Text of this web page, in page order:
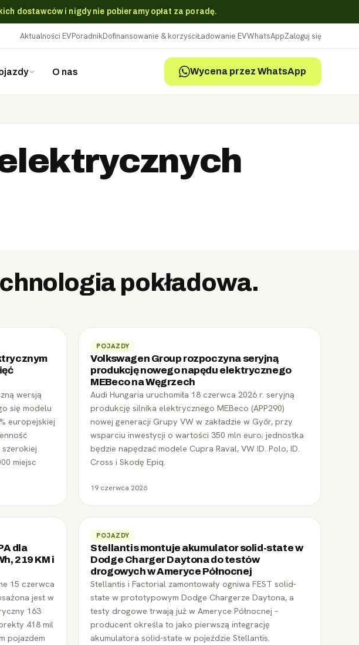
dostawców i nigdy nie pobieramy opłat za poradę.
Aktualności EVPoradnikDofinansowanie & korzyściŁadowanie EVWhatsAppZaloguj się
O nas Wycena przez WhatsApp
pokładowa.
wersją
się modelu
europejskiej
miejsc
POJAZDY
Volkswagen Group rozpoczyna seryjną
produkcję nowego napędu elektrycznego
MEBeco na Węgrzech
Audi Hungaria uruchomiła 18 czerwca 2026 r. seryjną
produkcję silnika elektrycznego MEBeco (APP290)
nowej generacji Grupy VW w zakładzie w Győr, przy
wsparciu inwestycji o wartości 350 mln euro; jednostka
będzie napędzać modele Cupra Raval, VW ID. Polo, ID.
Cross i Skodę Epiq.
19 czerwca 2026
dla
219 KM i
15 czerwca
jest w
163
418 mil
pojazdem
POJAZDY
Stellantis montuje akumulator solid-state w
Dodge Charger Daytona do testów
drogowych w Ameryce Północnej
Stellantis i Factorial zamontowały ogniwa FEST solid-
state w prototypowym Dodge Chargerze Daytona, a
testy drogowe trwają już w Ameryce Północnej –
producent określa to jako pierwszą integrację
akumulatora solid-state w pojeździe Stellantis.